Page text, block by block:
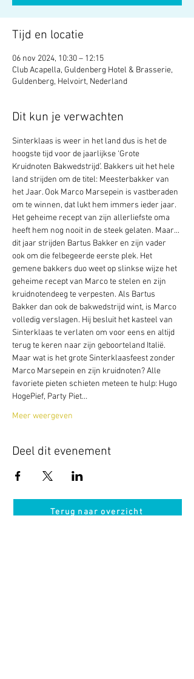
Tijd en locatie
06 nov 2024, 10:30 – 12:15
Club Acapella, Guldenberg Hotel & Brasserie,
Guldenberg, Helvoirt, Nederland
Dit kun je verwachten
Sinterklaas is weer in het land dus is het de
hoogste tijd voor de jaarlijkse ‘Grote
Kruidnoten Bakwedstrijd’. Bakkers uit het hele
land strijden om de titel: Meesterbakker van
het Jaar. Ook Marco Marsepein is vastberaden
om te winnen, dat lukt hem immers ieder jaar.
Het geheime recept van zijn allerliefste oma
heeft hem nog nooit in de steek gelaten. Maar...
dit jaar strijden Bartus Bakker en zijn vader
ook om die felbegeerde eerste plek. Het
gemene bakkers duo weet op slinkse wijze het
geheime recept van Marco te stelen en zijn
kruidnotendeeg te verpesten. Als Bartus
Bakker dan ook de bakwedstrijd wint, is Marco
volledig verslagen. Hij besluit het kasteel van
Sinterklaas te verlaten om voor eens en altijd
terug te keren naar zijn geboorteland Italië.
Maar wat is het grote Sinterklaasfeest zonder
Marco Marsepein en zijn kruidnoten? Alle
favoriete pieten schieten meteen te hulp: Hugo
HogePief, Party Piet…
Meer weergeven
Deel dit evenement
Terug naar overzicht